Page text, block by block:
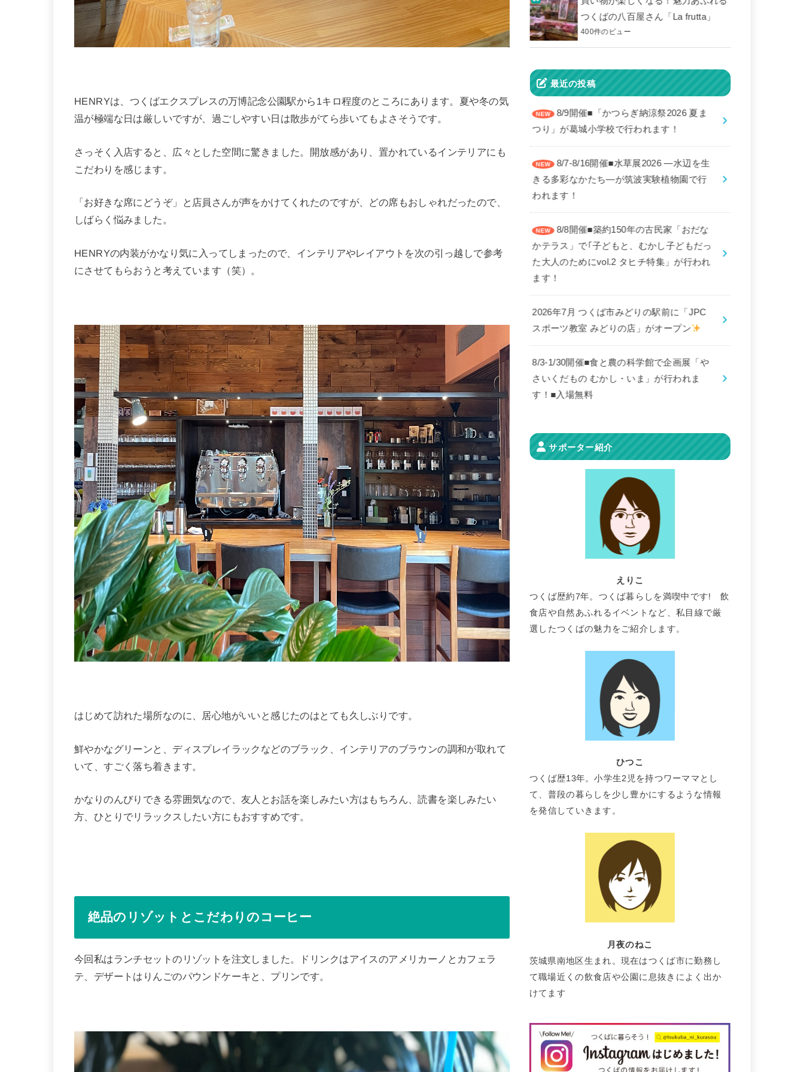
HENRYは、つくばエクスプレスの万博記念公園駅から1キロ程度のところにあります。夏や冬の気
温が極端な日は厳しいですが、過ごしやすい日は散歩がてら歩いてもよさそうです。
さっそく入店すると、広々とした空間に驚きました。開放感があり、置かれているインテリアにも
こだわりを感じます。
「お好きな席にどうぞ」と店員さんが声をかけてくれたのですが、どの席もおしゃれだったので、
しばらく悩みました。
HENRYの内装がかなり気に入ってしまったので、インテリアやレイアウトを次の引っ越しで参考
にさせてもらおうと考えています（笑）。
はじめて訪れた場所なのに、居心地がいいと感じたのはとても久しぶりです。
鮮やかなグリーンと、ディスプレイラックなどのブラック、インテリアのブラウンの調和が取れて
いて、すごく落ち着きます。
かなりのんびりできる雰囲気なので、友人とお話を楽しみたい方はもちろん、読書を楽しみたい
方、ひとりでリラックスしたい方にもおすすめです。
絶品のリゾットとこだわりのコーヒー
今回私はランチセットのリゾットを注文しました。ドリンクはアイスのアメリカーノとカフェラ
テ、デザートはりんごのパウンドケーキと、プリンです。
つくばの八百屋さん「La frutta」
400件のビュー
最近の投稿
8/9開催■「かつらぎ納涼祭2026 夏ま
つり」が葛城小学校で行われます！
8/7-8/16開催■水草展2026 ―水辺を生
きる多彩なかたち―が筑波実験植物園で行
われます！
8/8開催■築約150年の古民家「おだな
かテラス」で｢子どもと、むかし子どもだっ
た大人のためにvol.2 タヒチ特集」が行われ
ます！
2026年7月 つくば市みどりの駅前に「JPC
スポーツ教室 みどりの店」がオープン
8/3-1/30開催■食と農の科学館で企画展「や
さいくだもの むかし・いま」が行われま
す！■入場無料
サポーター紹介
えりこ
つくば歴約7年。つくば暮らしを満喫中です! 飲
食店や自然あふれるイベントなど、私目線で厳
選したつくばの魅力をご紹介します。
ひつこ
つくば歴13年。小学生2児を持つワーママとし
て、普段の暮らしを少し豊かにするような情報
を発信していきます。
月夜のねこ
茨城県南地区生まれ。現在はつくば市に勤務し
て職場近くの飲食店や公園に息抜きによく出か
けてます